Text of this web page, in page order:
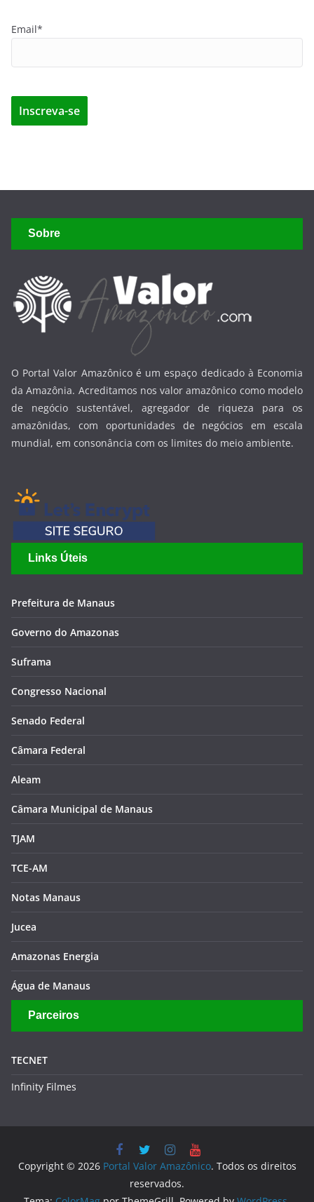
Email*
Sobre
O Portal Valor Amazônico é um espaço dedicado à Economia
da Amazônia. Acreditamos nos valor amazônico como modelo
de negócio sustentável, agregador de riqueza para os
amazônidas, com oportunidades de negócios em escala
mundial, em consonância com os limites do meio ambiente.
Links Úteis
Prefeitura de Manaus
Governo do Amazonas
Suframa
Congresso Nacional
Senado Federal
Câmara Federal
Aleam
Câmara Municipal de Manaus
TJAM
TCE-AM
Notas Manaus
Jucea
Amazonas Energia
Água de Manaus
Parceiros
TECNET
Infinity Filmes
Copyright © 2026 Portal Valor Amazônico. Todos os direitos
reservados.